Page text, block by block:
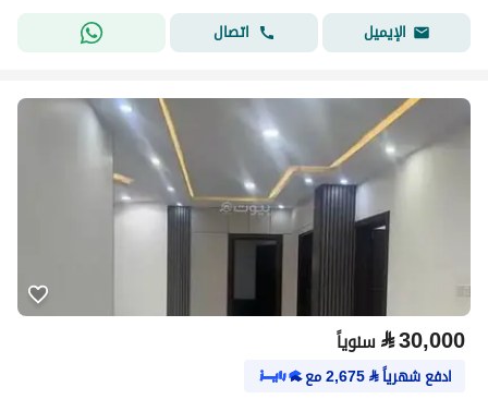
الإيميل
اتصال
⃁30,000 سنوياً
ادفع شهرياً⃁
2,675مع